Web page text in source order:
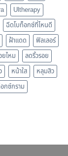
Ultherapy
ฉีดโบท็อกซ์ที่ไหนดี
ฝ้าแดด
ฟิลเลอร์
ยไหม
ลดริ้วรอย
หน้าใส
หลุมสิว
กซ์กราม